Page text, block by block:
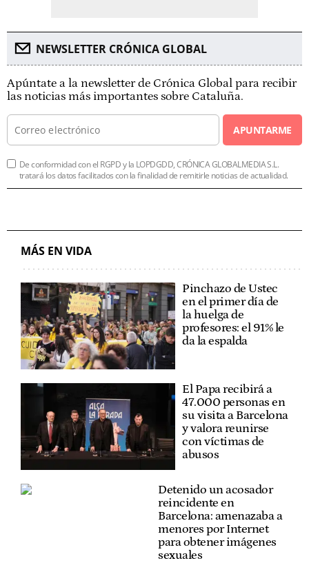
NEWSLETTER CRÓNICA GLOBAL
Apúntate a la newsletter de Crónica Global para recibir
las noticias más importantes sobre Cataluña.
APUNTARME
De conformidad con el RGPD y la LOPDGDD, CRÓNICA GLOBALMEDIA S.L.
tratará los datos facilitados con la finalidad de remitirle noticias de actualidad.
MÁS EN VIDA
Pinchazo de Ustec
en el primer día de
la huelga de
profesores: el 91% le
da la espalda
El Papa recibirá a
47.000 personas en
su visita a Barcelona
y valora reunirse
con víctimas de
abusos
Detenido un acosador
reincidente en
Barcelona: amenazaba a
menores por Internet
para obtener imágenes
sexuales